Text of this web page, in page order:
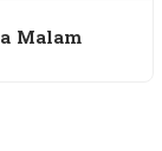
Malam